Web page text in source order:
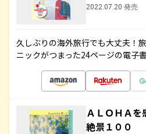
2022.07.20 発売
久しぶりの海外旅行でも大丈夫！
ニックがつまった24ページの電子
ＡＬＯＨＡを
絶景１００